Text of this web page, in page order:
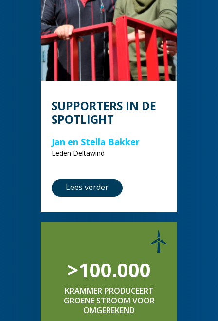
SUPPORTERS IN DE
SPOTLIGHT
Jan en Stella Bakker
Leden Deltawind
Lees verder
>100.000
KRAMMER PRODUCEERT
GROENE STROOM VOOR
OMGEREKEND